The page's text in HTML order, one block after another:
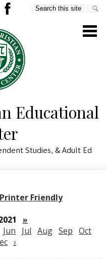
Educational
Studies, & Adult Ed
Search
Printer Friendly
»
Jun Jul Aug Sep Oct
›